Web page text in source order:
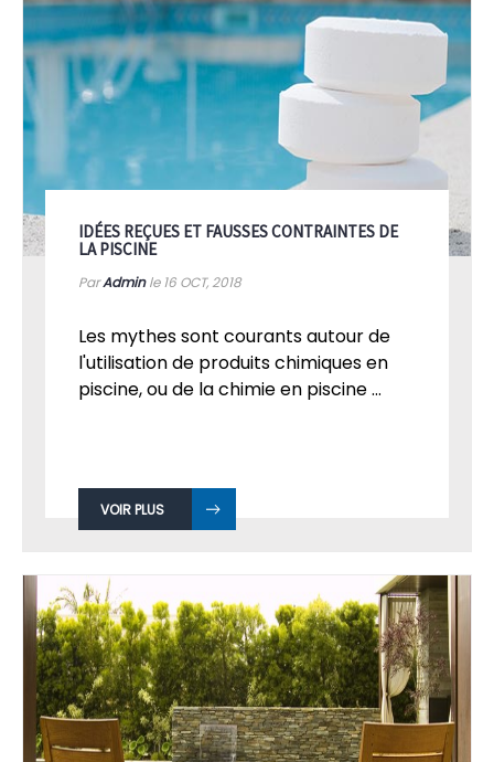
IDÉES REÇUES ET FAUSSES CONTRAINTES DE
LA PISCINE
ParAdminle 16 OCT, 2018
Les mythes sont courants autour de
l'utilisation de produits chimiques en
piscine, ou de la chimie en piscine ...
VOIR PLUS